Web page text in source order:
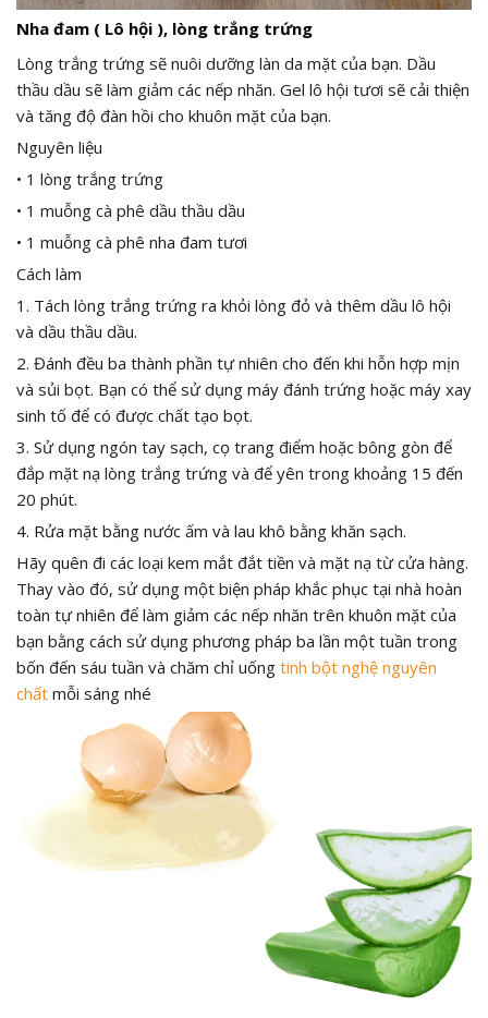
Nha đam ( Lô hội ), lòng trắng trứng
Lòng trắng trứng sẽ nuôi dưỡng làn da mặt của bạn. Dầu
thầu dầu sẽ làm giảm các nếp nhăn. Gel lô hội tươi sẽ cải thiện
và tăng độ đàn hồi cho khuôn mặt của bạn.
Nguyên liệu
• 1 lòng trắng trứng
• 1 muỗng cà phê dầu thầu dầu
• 1 muỗng cà phê nha đam tươi
Cách làm
1. Tách lòng trắng trứng ra khỏi lòng đỏ và thêm dầu lô hội
và dầu thầu dầu.
2. Đánh đều ba thành phần tự nhiên cho đến khi hỗn hợp mịn
và sủi bọt. Bạn có thể sử dụng máy đánh trứng hoặc máy xay
sinh tố để có được chất tạo bọt.
3. Sử dụng ngón tay sạch, cọ trang điểm hoặc bông gòn để
đắp mặt nạ lòng trắng trứng và để yên trong khoảng 15 đến
20 phút.
4. Rửa mặt bằng nước ấm và lau khô bằng khăn sạch.
Hãy quên đi các loại kem mắt đắt tiền và mặt nạ từ cửa hàng.
Thay vào đó, sử dụng một biện pháp khắc phục tại nhà hoàn
toàn tự nhiên để làm giảm các nếp nhăn trên khuôn mặt của
bạn bằng cách sử dụng phương pháp ba lần một tuần trong
bốn đến sáu tuần và chăm chỉ uống tinh bột nghệ nguyên
chất mỗi sáng nhé